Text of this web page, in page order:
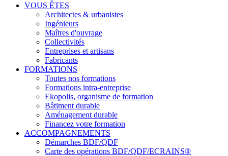
VOUS ÊTES
Architectes & urbanistes
Ingénieurs
Maîtres d'ouvrage
Collectivités
Entreprises et artisans
Fabricants
FORMATIONS
Toutes nos formations
Formations intra-entreprise
Ekopolis, organisme de formation
Bâtiment durable
Aménagement durable
Financez votre formation
ACCOMPAGNEMENTS
Démarches BDF/QDF
Carte des opérations BDF/QDF/ECRAINS®